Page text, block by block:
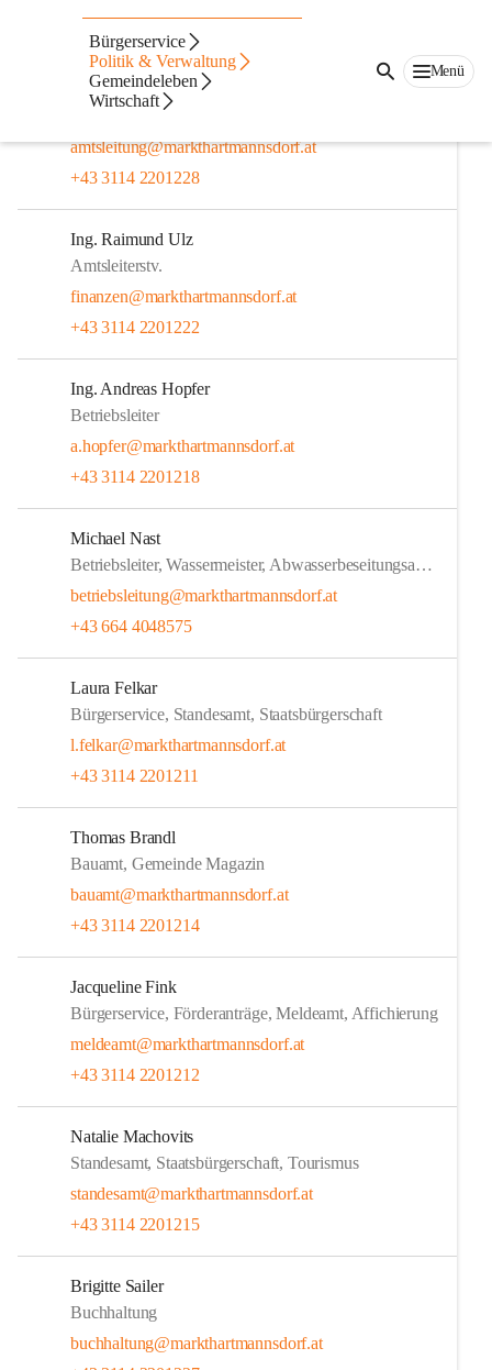
Bürgerservice
Politik & Verwaltung
Gemeindeleben
Wirtschaft
Menü
Mitarbeiter:innen der Marktgemeinde Markt
Hartmannsdorf
Jasmin Posch
amtsleitung@markthartmannsdorf.at
+43 3114 2201228
Ing. Raimund Ulz
Amtsleiterstv.
finanzen@markthartmannsdorf.at
+43 3114 2201222
Ing. Andreas Hopfer
Betriebsleiter
a.hopfer@markthartmannsdorf.at
+43 3114 2201218
Michael Nast
Betriebsleiter, Wassermeister, Abwasserbeseitungsanlage, Heizwart Ortswärme
betriebsleitung@markthartmannsdorf.at
+43 664 4048575
Laura Felkar
Bürgerservice, Standesamt, Staatsbürgerschaft
l.felkar@markthartmannsdorf.at
+43 3114 2201211
Thomas Brandl
Bauamt, Gemeinde Magazin
bauamt@markthartmannsdorf.at
+43 3114 2201214
Jacqueline Fink
Bürgerservice, Förderanträge, Meldeamt, Affichierung
meldeamt@markthartmannsdorf.at
+43 3114 2201212
Natalie Machovits
Standesamt, Staatsbürgerschaft, Tourismus
standesamt@markthartmannsdorf.at
+43 3114 2201215
Brigitte Sailer
Buchhaltung
buchhaltung@markthartmannsdorf.at